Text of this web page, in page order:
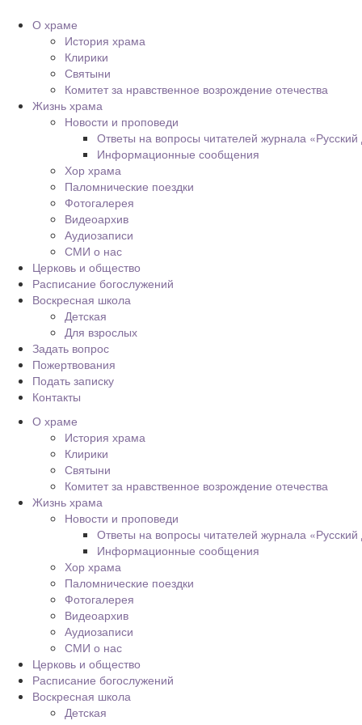
О храме
История храма
Клирики
Святыни
Комитет за нравственное возрождение отечества
Жизнь храма
Новости и проповеди
Ответы на вопросы читателей журнала
Информационные сообщения
Хор храма
Паломнические поездки
Фотогалерея
Видеоархив
Аудиозаписи
СМИ о нас
Церковь и общество
Расписание богослужений
Воскресная школа
Детская
Для взрослых
Задать вопрос
Пожертвования
Подать записку
Контакты
О храме
История храма
Клирики
Святыни
Комитет за нравственное возрождение отечества
Жизнь храма
Новости и проповеди
Ответы на вопросы читателей журнала
Информационные сообщения
Хор храма
Паломнические поездки
Фотогалерея
Видеоархив
Аудиозаписи
СМИ о нас
Церковь и общество
Расписание богослужений
Воскресная школа
Детская